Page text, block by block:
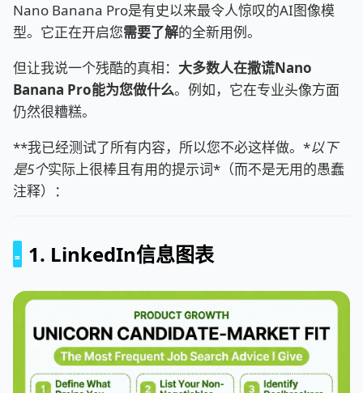
Nano Banana Pro是有史以来最令人惊叹的AI图像模
型。它正在开启您需要了解的全新用例。
但让我说一个残酷的真相： 大多数人在撒谎Nano
Banana Pro能为您做什么。例如，它在专业头像方面
仍然很糟糕。
**我已经测试了所有内容，所以您不必这样做。*以下
是5个实际上很棒且有用的提示词*（而不是无用的愚蠢
注释）：
1. LinkedIn信息图表